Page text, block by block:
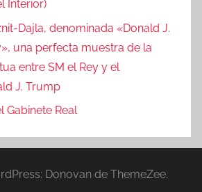
Interior)
Dajla, denominada «Donald J.
una perfecta muestra de la
entre SM el Rey y el
J. Trump
Gabinete Real
Donovan de ThemeZee.